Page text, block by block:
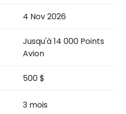
4 Nov 2026
Jusqu'à 14 000 Points
Avion
500 $
3 mois